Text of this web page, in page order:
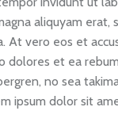
aliquyam erat,
At vero eos et
dolores et ea
no sea
ipsum dolor sit